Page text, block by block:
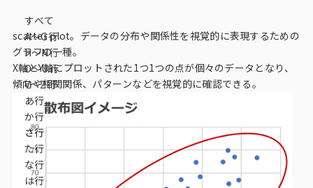
サービス一覧
サービストップ
マーケティングリサーチ
データベース
データ解析・予測
マーケティング支援
すべて
A〜G行
H〜N行
O〜U行
V～Z行
あ行
か行
さ行
た行
な行
は行
scatter plot。データの分布や関係性を視覚的に表現するための
グラフの一種。
X軸とY軸にプロットされた1つ1つの点が個々のデータとなり、
傾向や相関関係、パターンなどを視覚的に確認できる。